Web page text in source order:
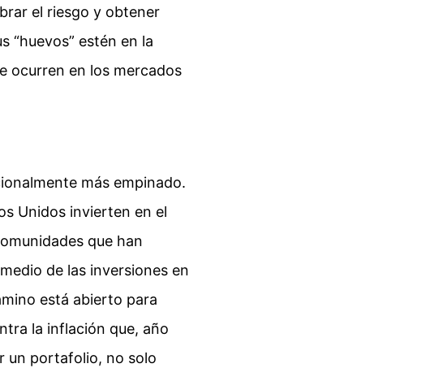
el riesgo y obtener
“huevos” estén en la
ocurren en los mercados
más empinado.
Unidos invierten en el
que han
de las inversiones en
está abierto para
la inflación que, año
un portafolio, no solo